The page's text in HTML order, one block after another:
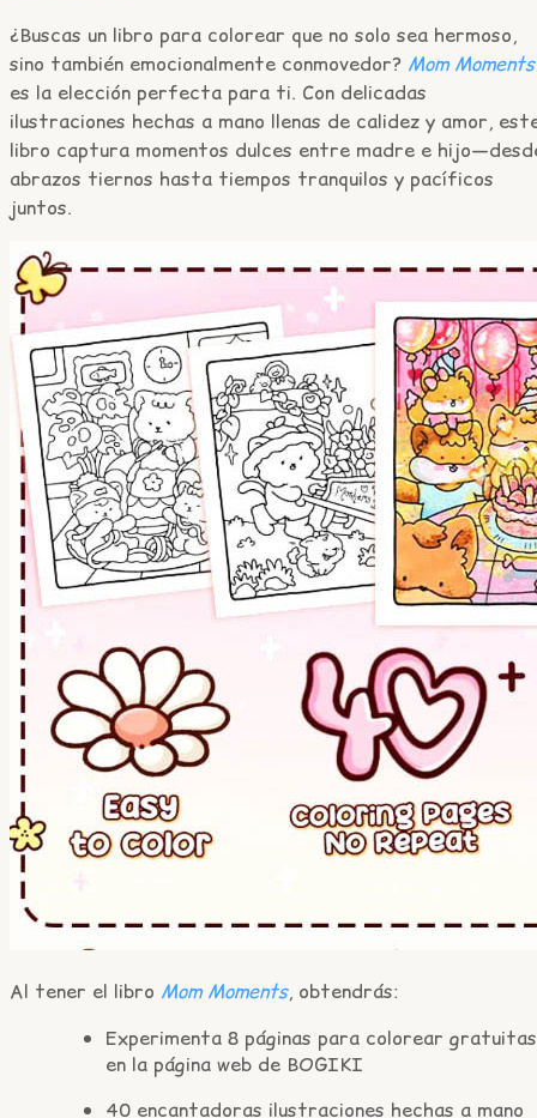
¿Buscas un libro para colorear que no solo sea hermoso,
sino también emocionalmente conmovedor? Mom Moments
es la elección perfecta para ti. Con delicadas
ilustraciones hechas a mano llenas de calidez y amor,
libro captura momentos dulces entre madre e
abrazos tiernos hasta tiempos tranquilos y pacíficos
juntos.
Al tener el libro Mom Moments, obtendrás:
Experimenta 8 páginas para colorear gratuitas
en la página web de BOGIKI
40 encantadoras ilustraciones hechas a mano